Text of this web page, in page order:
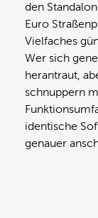
den
Euro
Vielfaches
Wer sich
herantraut,
schnuppern
identische
genauer